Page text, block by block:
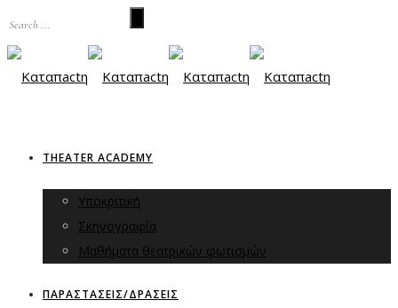
THEATER ACADEMY
Υποκριτική
Σκηνογραφία
Μαθήματα θεατρικών φωτισμών
ΠΑΡΑΣΤΑΣΕΙΣ/ΔΡΑΣΕΙΣ